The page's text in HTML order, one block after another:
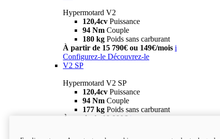
Hypermotard V2
120,4cv Puissance
94 Nm Couple
180 kg Poids sans carburant
À partir de 15 790€ ou 149€/mois i
Configurez-le Découvrez-le
V2 SP
Hypermotard V2 SP
120,4cv Puissance
94 Nm Couple
177 kg Poids sans carburant
À partir de 19 990€ i
new
V2 SP 100